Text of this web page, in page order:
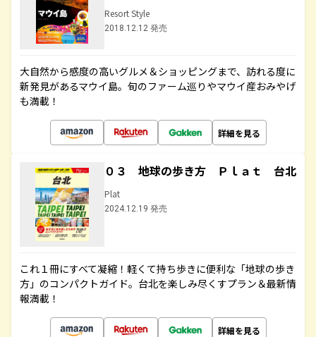
Resort Style
2018.12.12 発売
大自然から感度の高いグルメ＆ショッピングまで、訪れる度に
新発見があるマウイ島。旬のファーム巡りやマウイ産おみやげ
も満載！
詳細を見る
０３ 地球の歩き方 Ｐｌａｔ 台北
Plat
2024.12.19 発売
これ１冊にすべて凝縮！軽くて持ち歩きに便利な「地球の歩き
方」のコンパクトガイド。台北を楽しみ尽くすプラン＆最新情
報満載！
詳細を見る